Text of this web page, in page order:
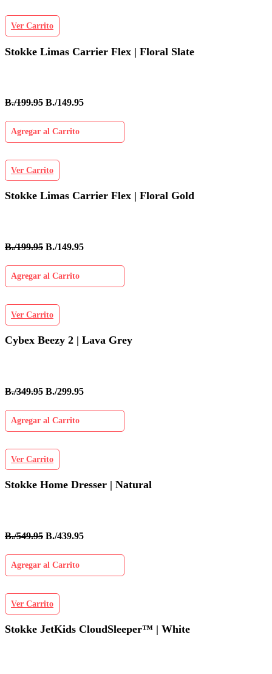
Ver Carrito
Stokke Limas Carrier Flex | Floral Slate
B./199.95 B./149.95
Agregar al Carrito
Ver Carrito
Stokke Limas Carrier Flex | Floral Gold
B./199.95 B./149.95
Agregar al Carrito
Ver Carrito
Cybex Beezy 2 | Lava Grey
B./349.95 B./299.95
Agregar al Carrito
Ver Carrito
Stokke Home Dresser | Natural
B./549.95 B./439.95
Agregar al Carrito
Ver Carrito
Stokke JetKids CloudSleeper™ | White